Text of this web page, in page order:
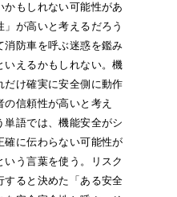
かもしれない可能性があ
が高いと考えるだろう
消防車を呼ぶ迷惑を鑑み
いえるかもしれない。機
だけ確実に安全側に動作
信頼性が高いと考え
単語では、機能安全がシ
確に伝わらない可能性が
う言葉を使う。リスク
すると決めた「ある安全